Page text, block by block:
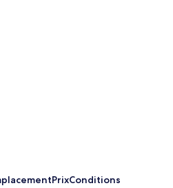
PrixConditions